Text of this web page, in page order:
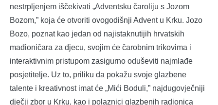
nestrpljenjem iščekivati „Adventsku čaroliju s Jozom
Bozom,” koja će otvoriti ovogodišnji Advent u Krku. Jozo
Bozo, poznat kao jedan od najistaknutijih hrvatskih
mađioničara za djecu, svojim će čarobnim trikovima i
interaktivnim pristupom zasigurno oduševiti najmlađe
posjetitelje. Uz to, priliku da pokažu svoje glazbene
talente i kreativnost imat će „Mići Boduli,” najdugovječniji
dječji zbor u Krku, kao i polaznici glazbenih radionica